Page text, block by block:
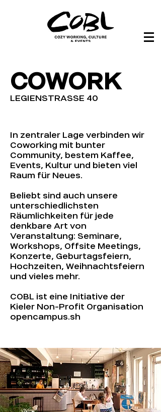
COWORK
LEGIENSTRASSE 40
In zentraler Lage verbinden wir
Coworking mit bunter
Community, bestem Kaffee,
Events, Kultur und bieten viel
Raum für Neues.
Beliebt sind auch unsere
unterschiedlichsten
Räumlichkeiten für jede
denkbare Art von
Veranstaltung: Seminare,
Workshops, Offsite Meetings,
Konzerte, Geburtagsfeiern,
Hochzeiten, Weihnachtsfeiern
und vieles mehr.
COBL ist eine Initiative der
Kieler Non-Profit Organisation
opencampus.sh